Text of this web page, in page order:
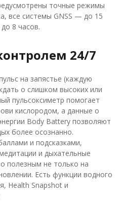
точные режимы
все системы GNSS — до 15
8 часов.
24/7
на запястье (каждую
о слишком высоких или
пульсоксиметр помогает
кислородом, а данные о
Body Battery позволяют
более осознанно.
и подсказками,
и дыхательные
полезным не только на
Есть функции водного
Health Snapshot и